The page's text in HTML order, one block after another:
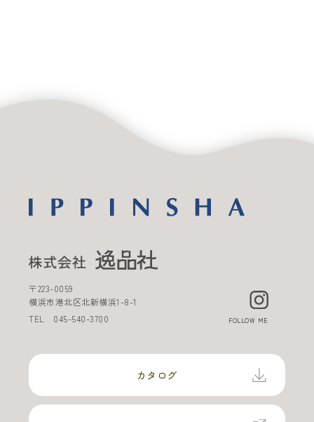
〒223-0059
横浜市港北区北新横浜1-8-1
TEL 045-540-3700 FOLLOW ME
カタログ